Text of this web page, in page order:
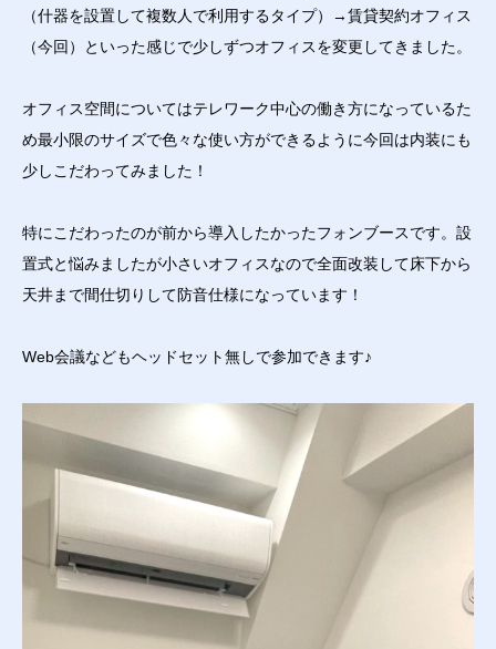
（什器を設置して複数人で利用するタイプ）→賃貸契約オフィス
（今回）といった感じで少しずつオフィスを変更してきました。
オフィス空間についてはテレワーク中心の働き方になっているた
め最小限のサイズで色々な使い方ができるように今回は内装にも
少しこだわってみました！
特にこだわったのが前から導入したかったフォンブースです。設
置式と悩みましたが小さいオフィスなので全面改装して床下から
天井まで間仕切りして防音仕様になっています！
Web会議などもヘッドセット無しで参加できます♪